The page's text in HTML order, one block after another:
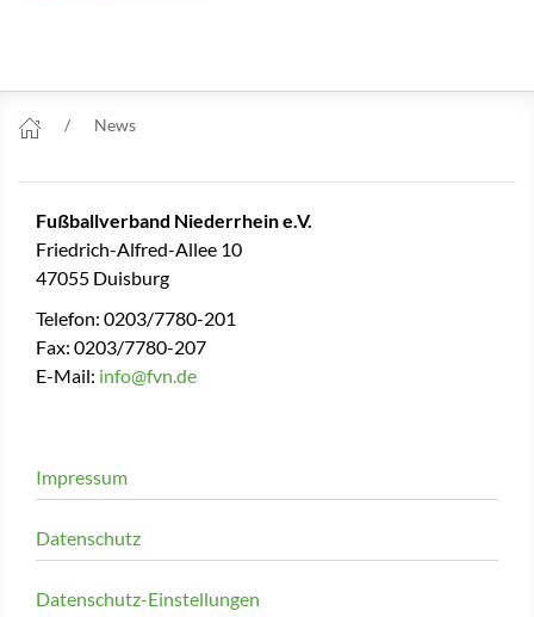
News
Fußballverband Niederrhein e.V.
Friedrich-Alfred-Allee 10
47055 Duisburg
Telefon: 0203/7780-201
Fax: 0203/7780-207
E-Mail: info@fvn.de
Impressum
Datenschutz
Datenschutz-Einstellungen